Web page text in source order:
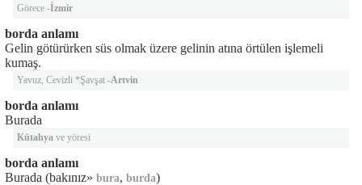
Görece -İzmir
borda anlamı
Gelin götürürken süs olmak üzere gelinin atına örtülen işlemeli
kumaş.
Yavuz, Cevizli *Şavşat -Artvin
borda anlamı
Burada
Kütahya ve yöresi
borda anlamı
Burada (bakınız» bura, burda)